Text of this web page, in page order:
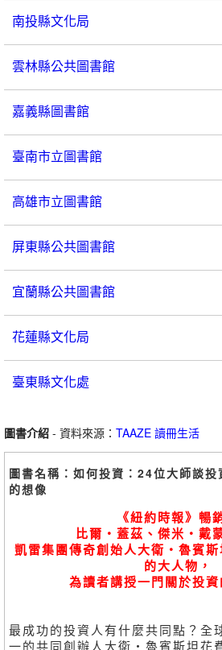
南投縣文化局
雲林縣公共圖書館
嘉義縣圖書館
臺南市立圖書館
高雄市立圖書館
屏東縣公共圖書館
宜蘭縣公共圖書館
花蓮縣文化局
臺東縣文化處
圖書介紹 - 資料來源： TAAZE 讀冊生活
圖書名稱：如何投資：24位大師談
的想像
《紐約時報》暢
比爾・蓋茲、傑米・戴
凱雷集團傳奇創始人大衛・魯賓
的大人物，
為讀者講授一門關於投
最成功的投資人有什麼共同點？全
一的共同創辦人大衛・魯賓斯坦花